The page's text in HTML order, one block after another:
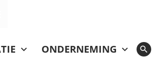
ONDERNEMING